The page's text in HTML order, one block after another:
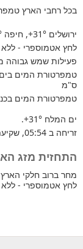
בכל רחבי הארץ
ירושלים +31°, חיפה
לחץ אטמוספרי - ללא שינוי, 729 מ"מ /
פעילות שמש גבוהה
טמפרטורת המים בים
ס"מ
טמפרטורת המים
ים המלח +31°
.
זריחה ב 05:54, שקיעת שמש 19:30.
התחזית מזג
לחץ אטמוספרי -